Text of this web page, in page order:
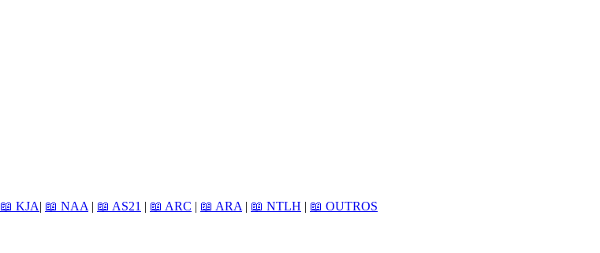
📖 KJA| 📖 NAA | 📖 AS21 | 📖 ARC | 📖 ARA | 📖 NTLH | 📖 OUTROS